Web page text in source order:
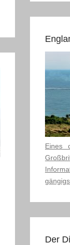
Eines
Der